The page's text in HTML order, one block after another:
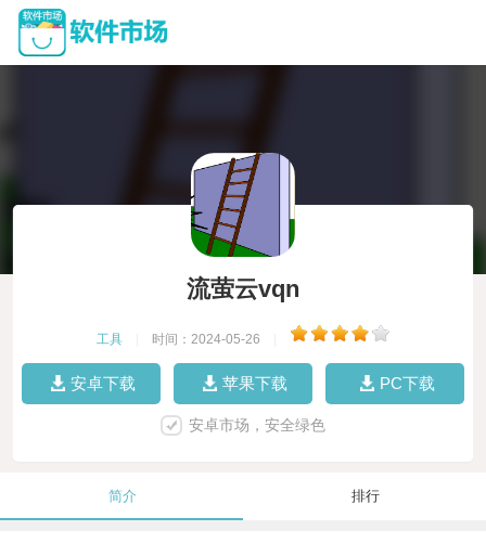
流萤云vqn
工具 时间：2024-05-26
安卓下载 苹果下载 PC下载
安卓市场，安全绿色
简介 排行